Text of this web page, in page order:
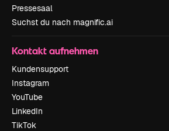
Pressesaal
Suchst du nach magnific.ai
Kontakt aufnehmen
Kundensupport
Instagram
YouTube
LinkedIn
TikTok